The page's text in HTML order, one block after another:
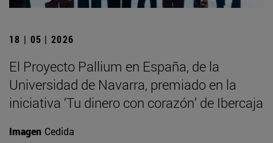
18 | 05 | 2026
El Proyecto Pallium en España, de la
Universidad de Navarra, premiado en la
iniciativa ‘Tu dinero con corazón’ de Ibercaja
Imagen Cedida